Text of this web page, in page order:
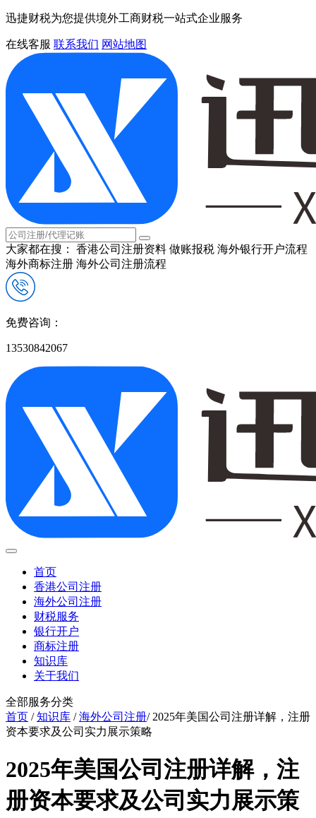
迅捷财税为您提供境外工商财税一站式企业服务
在线客服 联系我们 网站地图
大家都在搜： 香港公司注册资料 做账报税 海外银行开户流程
海外商标注册 海外公司注册流程
免费咨询：
13530842067
首页
香港公司注册
海外公司注册
财税服务
银行开户
商标注册
知识库
关于我们
全部服务分类
首页 /知识库 /海外公司注册/ 2025年美国公司注册详解，注册
资本要求及公司实力展示策略
2025年美国公司注册详解，注
册资本要求及公司实力展示策